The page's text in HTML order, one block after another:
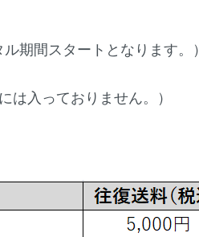
期間スタートとなります。）
は入っておりません。）